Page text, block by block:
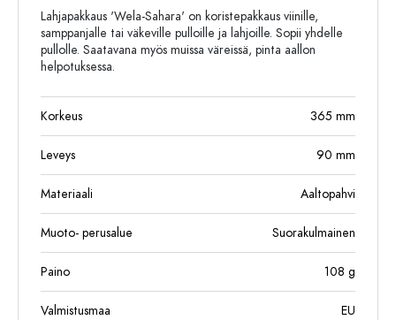
Lahjapakkaus 'Wela-Sahara' on koristepakkaus viinille,
samppanjalle tai väkeville pulloille ja lahjoille. Sopii yhdelle
pullolle. Saatavana myös muissa väreissä, pinta aallon
helpotuksessa.
Korkeus 365 mm
Leveys 90 mm
Materiaali Aaltopahvi
Muoto- perusalue Suorakulmainen
Paino 108 g
Valmistusmaa EU